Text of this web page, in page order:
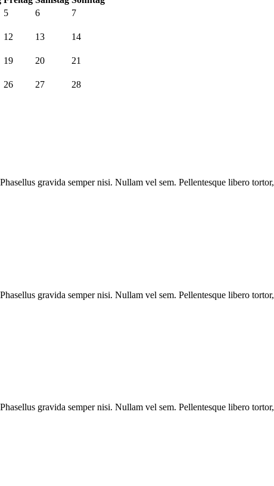
5 6 7
12 13 14
19 20 21
26 27 28
gravida semper nisi. Nullam vel sem. Pellentesque libero
gravida semper nisi. Nullam vel sem. Pellentesque libero
gravida semper nisi. Nullam vel sem. Pellentesque libero